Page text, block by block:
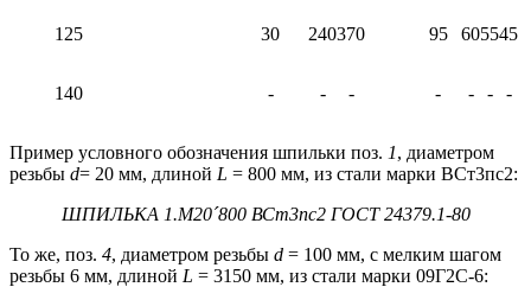
125 30 240370 95 605545
140 - - - - - - -
Пример условного обозначения шпильки поз. 1, диаметром
резьбы d= 20 мм, длиной L = 800 мм, из стали марки ВСт3пс2:
ШПИЛЬКА 1.М20´800 ВСт3пс2 ГОСТ 24379.1-80
То же, поз. 4, диаметром резьбы d = 100 мм, с мелким шагом
резьбы 6 мм, длиной L = 3150 мм, из стали марки 09Г2С-6: